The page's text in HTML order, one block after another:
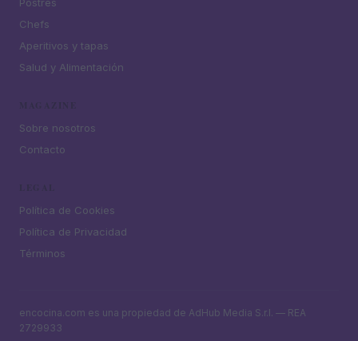
Chefs
Aperitivos y tapas
Salud y Alimentación
Sobre nosotros
Contacto
Política de Cookies
Política de Privacidad
Términos
encocina.com es una propiedad de AdHub Media S.r.l. — REA
2729933